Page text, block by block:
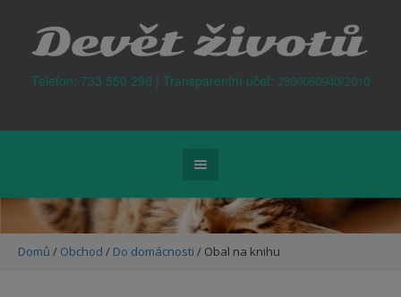
Telefon: 733 550 296 | Transparentní účet: 2800060940/2010
Domů / Obchod / Do domácnosti / Obal na knihu